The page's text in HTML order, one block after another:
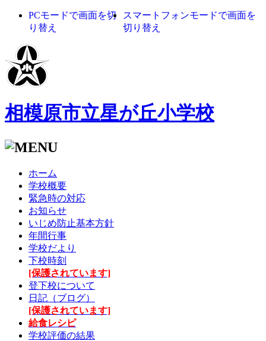
PCモードで画面を切
り替え
スマートフォンモードで画面を
切り替え
相模原市立星が丘小学校
ホーム
学校概要
緊急時の対応
お知らせ
いじめ防止基本方針
年間行事
学校だより
下校時刻
[保護されています]
登下校について
日記（ブログ）
[保護されています]
給食レシピ
学校評価の結果